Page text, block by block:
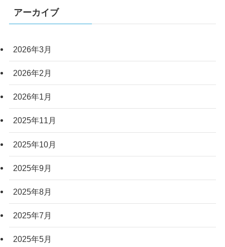
アーカイブ
2026年3月
2026年2月
2026年1月
2025年11月
2025年10月
2025年9月
2025年8月
2025年7月
2025年5月